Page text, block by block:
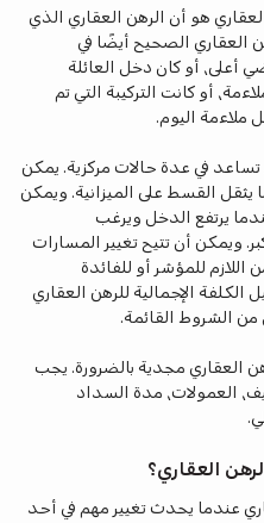
هو أن الرهن العقاري الذي
العقاري الصحيح أيضًا في
أعلى، أو كان دخل العائلة
أو كانت التركيبة التي تم
ملاءمة اليوم.
تساعد في عدة حالات مركزية. يمكن
يثقل القسط على الميزانية. ويمكن
يرتفع الدخل ويرغب
ويمكن أن تتيح تغيير المسارات
للمؤشر أو للفائدة
الكلفة الإجمالية للرهن العقاري
الشروط القائمة.
العقاري مجدية بالضرورة. يجب
العمولات، مدة السداد
العقاري؟
عندما يحدث تغيير مهم في أحد